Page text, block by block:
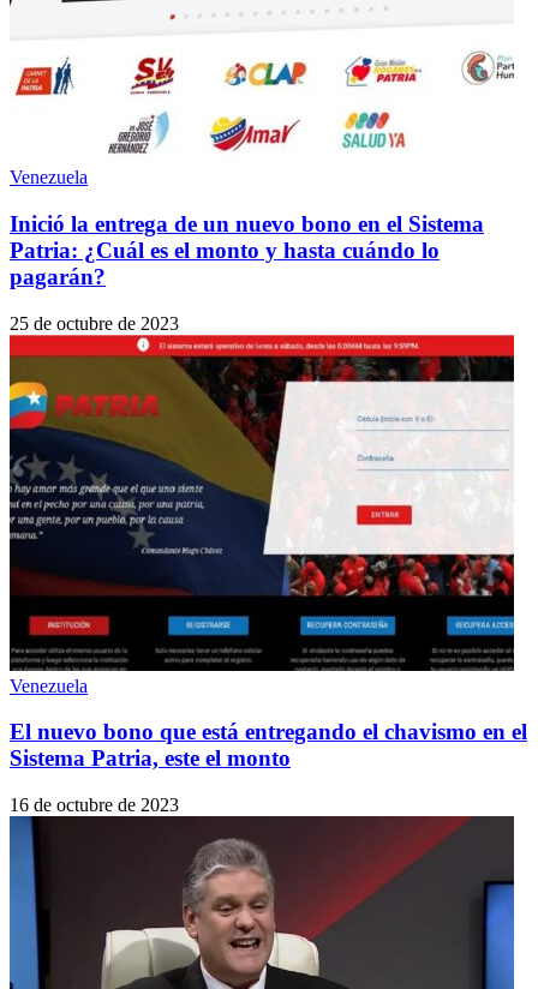
Venezuela
Inició la entrega de un nuevo bono en el Sistema
Patria: ¿Cuál es el monto y hasta cuándo lo
pagarán?
25 de octubre de 2023
Venezuela
El nuevo bono que está entregando el chavismo en el
Sistema Patria, este el monto
16 de octubre de 2023